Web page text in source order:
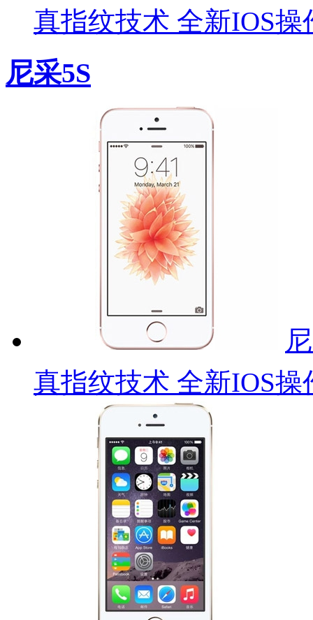
真指纹技术 全新IOS操
尼采5S
真指纹技术 全新IOS操